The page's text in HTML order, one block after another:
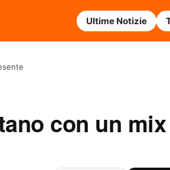
Ultime Notizie
con un